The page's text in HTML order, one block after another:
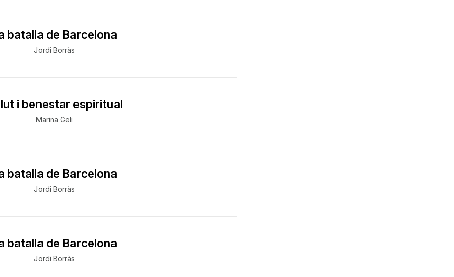
batalla de Barcelona
Jordi Borràs
i benestar espiritual
Marina Geli
batalla de Barcelona
Jordi Borràs
batalla de Barcelona
Jordi Borràs